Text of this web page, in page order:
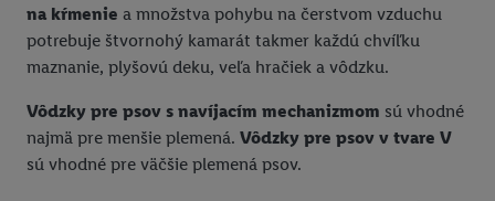
na kŕmenie a množstva pohybu na čerstvom vzduchu
potrebuje štvornohý kamarát takmer každú chvíľku
maznanie, plyšovú deku, veľa hračiek a vôdzku.
Vôdzky pre psov s navíjacím mechanizmom sú vhodné
najmä pre menšie plemená. Vôdzky pre psov v tvare V
sú vhodné pre väčšie plemená psov.